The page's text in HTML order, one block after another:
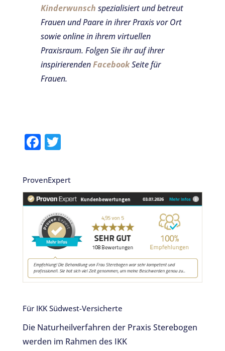
Kinderwunsch spezialisiert und betreut
Frauen und Paare in ihrer Praxis vor Ort
sowie online in ihrem virtuellen
Praxisraum. Folgen Sie ihr auf ihrer
inspirierendenFacebookSeite für
Frauen.
F
a
c
e
b
o
o
k
T
it
te
r
ProvenExpert
Für IKK Südwest-Versicherte
Die Naturheilverfahren der Praxis Sterebogen
werden im Rahmen des IKK